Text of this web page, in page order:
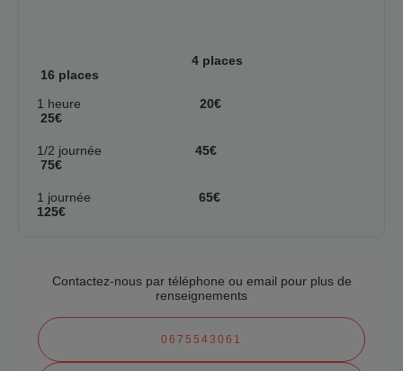
4 places
16 places
1 heure 20€
25€
1/2 journée 45€
75€
1 journée 65€
125€
Contactez-nous par téléphone ou email pour plus de
renseignements
0675543061